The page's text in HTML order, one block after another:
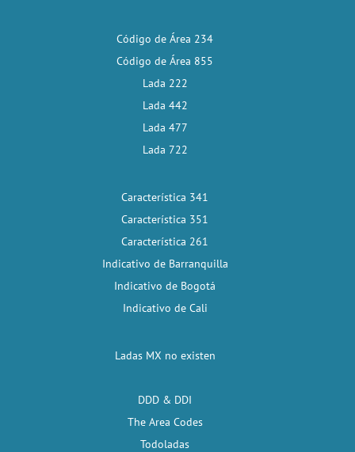
Código de Área 234
Código de Área 855
Lada 222
Lada 442
Lada 477
Lada 722
Característica 341
Característica 351
Característica 261
Indicativo de Barranquilla
Indicativo de Bogotá
Indicativo de Cali
Ladas MX no existen
DDD & DDI
The Area Codes
Todoladas